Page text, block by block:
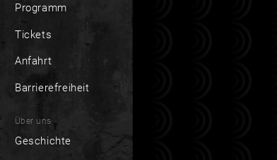
Programm
Tickets
Anfahrt
Barrierefreiheit
Über uns
Geschichte